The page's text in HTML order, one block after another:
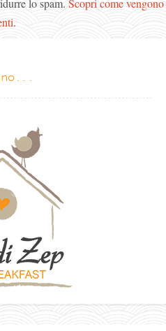
lo spam. Scopri come vengono
.